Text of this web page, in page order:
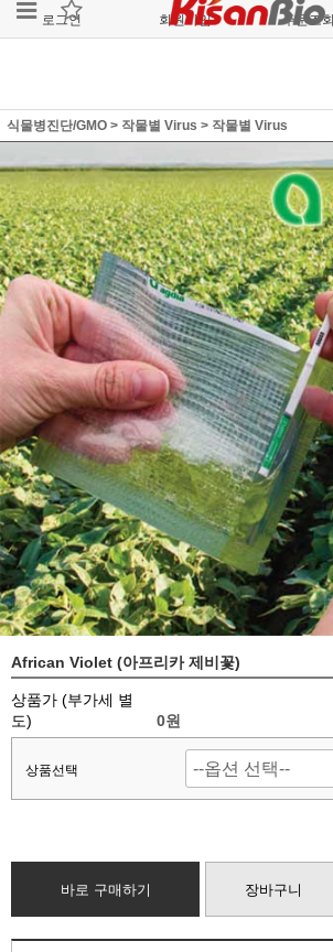
로그인 회원가입 주문조회
식물병진단/GMO > 작물별 Virus > 작물별 Virus
African Violet (아프리카 제비꽃)
상품가 (부가세 별
도)
0원
상품선택
바로 구매하기 장바구니